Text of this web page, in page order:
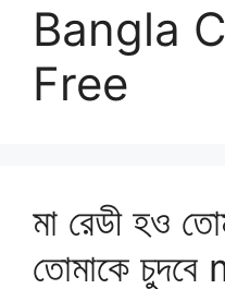
Bangla
Free
মা রেডী হও
তোমাকে